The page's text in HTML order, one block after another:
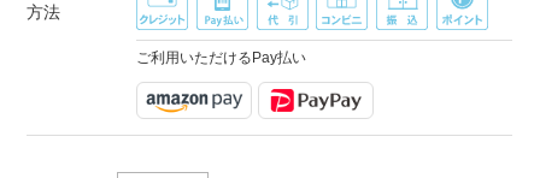
方法
ご利用いただけるPay払い